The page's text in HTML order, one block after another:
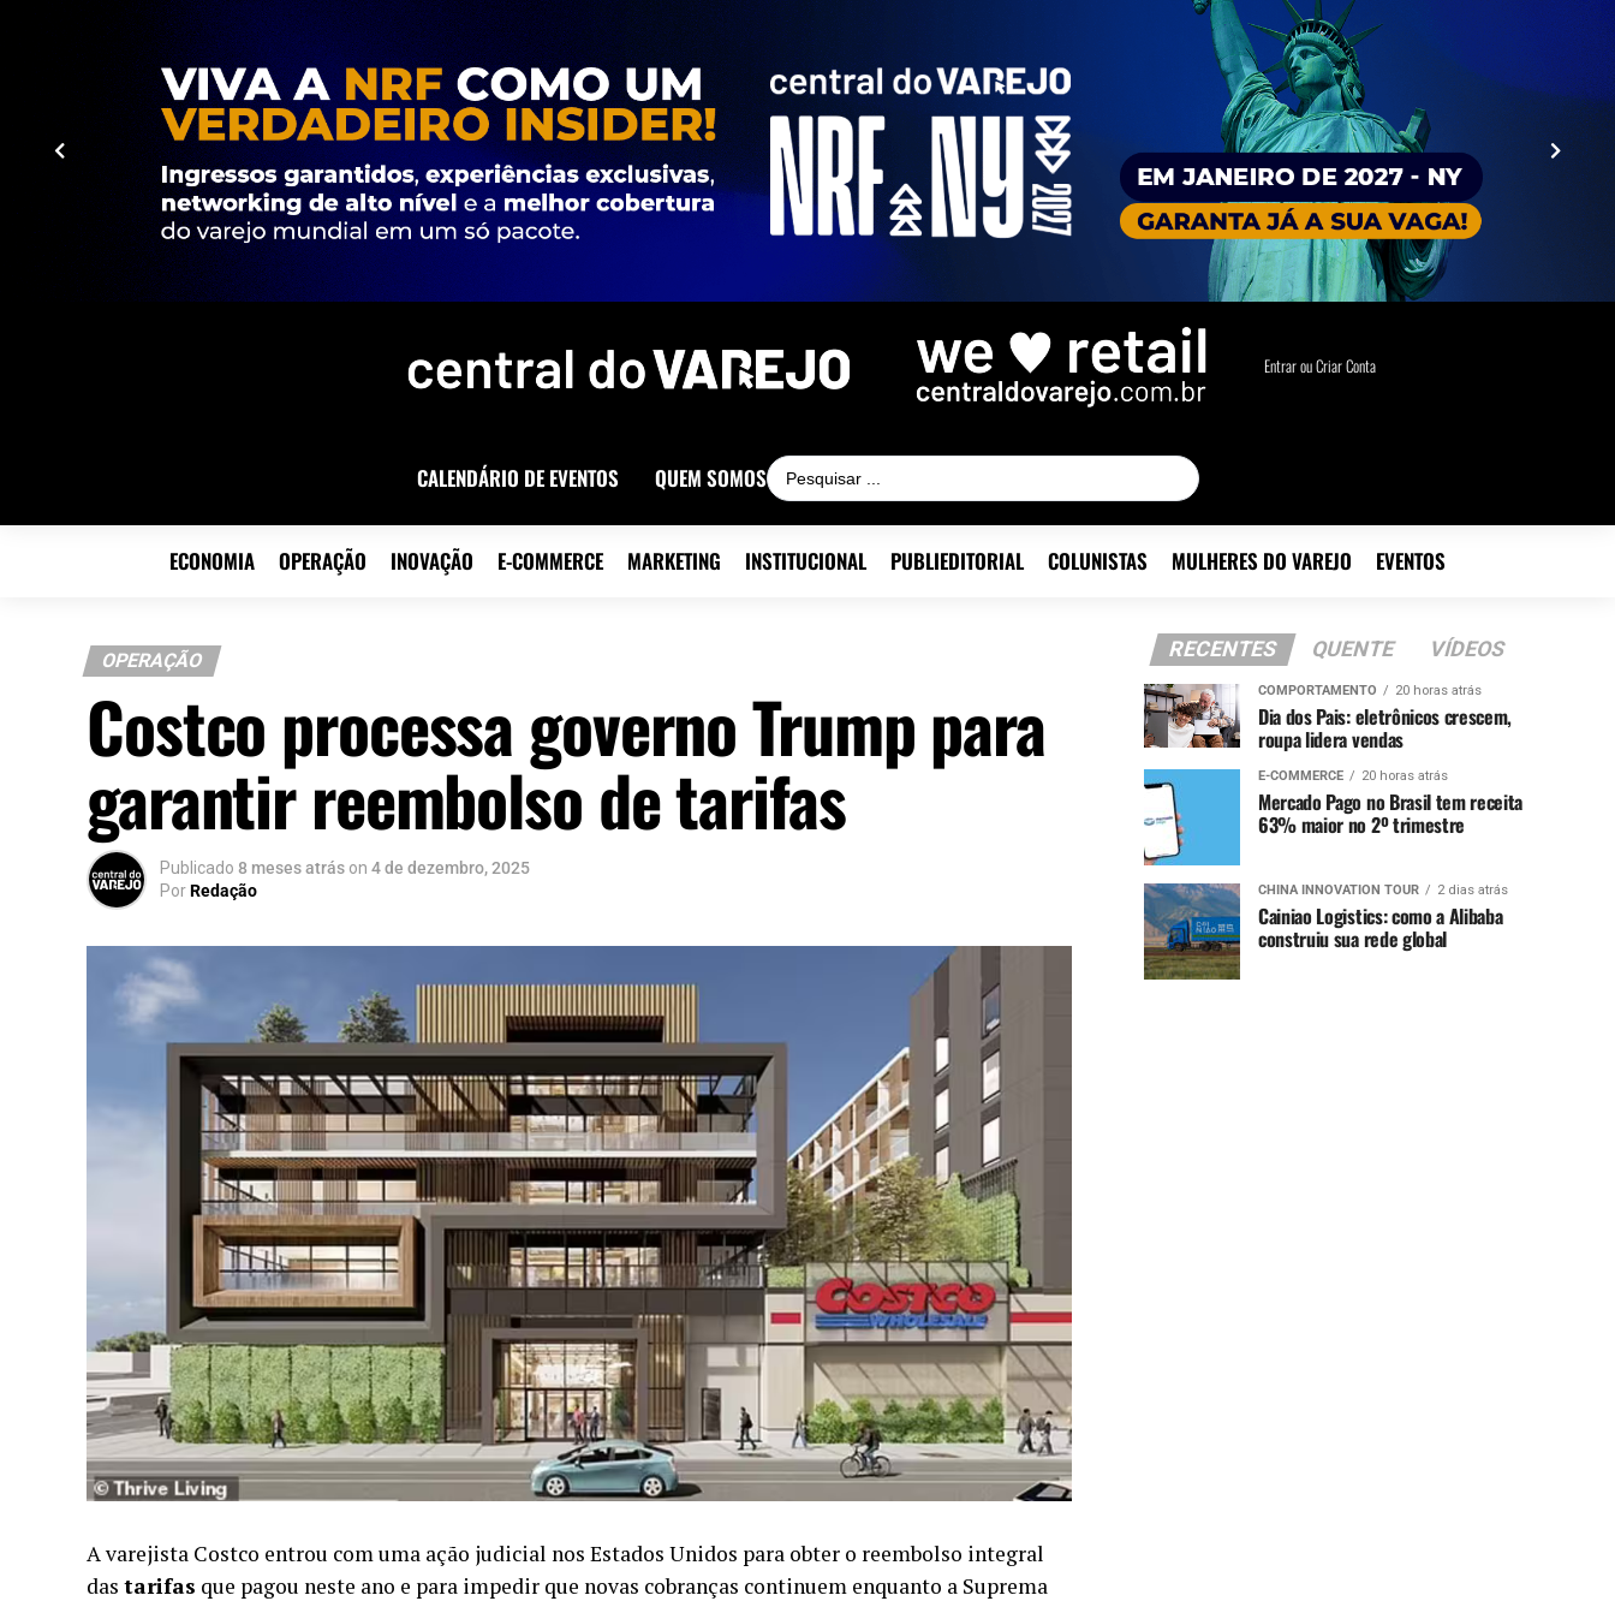
Entrar ou Criar Conta
CALENDÁRIO DE EVENTOS QUEM SOMOS
ECONOMIA OPERAÇÃO INOVAÇÃO E-COMMERCE MARKETING INSTITUCIONAL PUBLIEDITORIAL COLUNISTAS MULHERES DO VAREJO EVENTOS
OPERAÇÃO
Costco processa governo Trump para
garantir reembolso de tarifas
Publicado 8 meses atrás on 4 de dezembro, 2025
PorRedação
A varejista Costco entrou com uma ação judicial nos Estados Unidos para obter o reembolso integral
das tarifas que pagou neste ano e para impedir que novas cobranças continuem enquanto a Suprema
RECENTES QUENTE VÍDEOS
COMPORTAMENTO 20 horas atrás
Dia dos Pais: eletrônicos crescem,
roupa lidera vendas
E-COMMERCE 20 horas atrás
Mercado Pago no Brasil tem receita
63% maior no 2º trimestre
CHINA INNOVATION TOUR 2 dias atrás
Cainiao Logistics: como a Alibaba
construiu sua rede global